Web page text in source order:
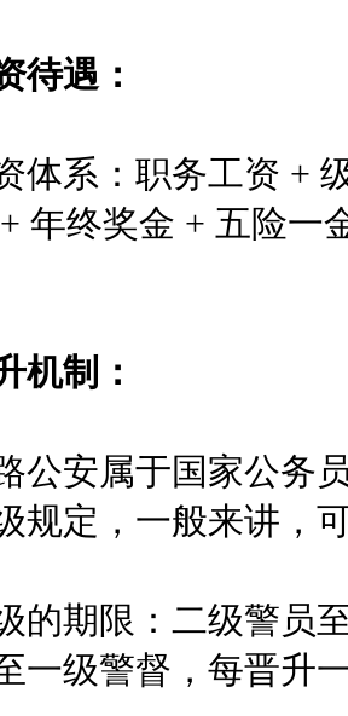
遇：
系：职务工资 + 级
年终奖金 + 五险一
制：
安属于国家公务员
规定，一般来讲，
期限：二级警员至
一级警督，每晋升